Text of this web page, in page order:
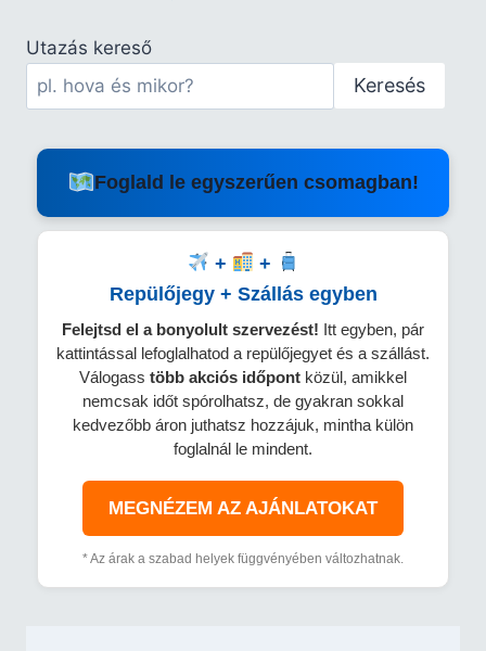
Utazás kereső
Keresés
Foglald le egyszerűen csomagban!
+
+
Repülőjegy + Szállás egyben
Felejtsd el a bonyolult szervezést! Itt egyben, pár
kattintással lefoglalhatod a repülőjegyet és a szállást.
Válogass több akciós időpont közül, amikkel
nemcsak időt spórolhatsz, de gyakran sokkal
kedvezőbb áron juthatsz hozzájuk, mintha külön
foglalnál le mindent.
MEGNÉZEM AZ AJÁNLATOKAT
* Az árak a szabad helyek függvényében változhatnak.